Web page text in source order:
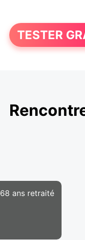
TESTER
68 ans retraité